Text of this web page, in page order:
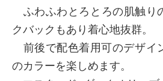
ふわふわとろとろの肌触り
クバックもあり着心地抜群。
前後で配色着用可のデザイ
のカラーを楽しめます。